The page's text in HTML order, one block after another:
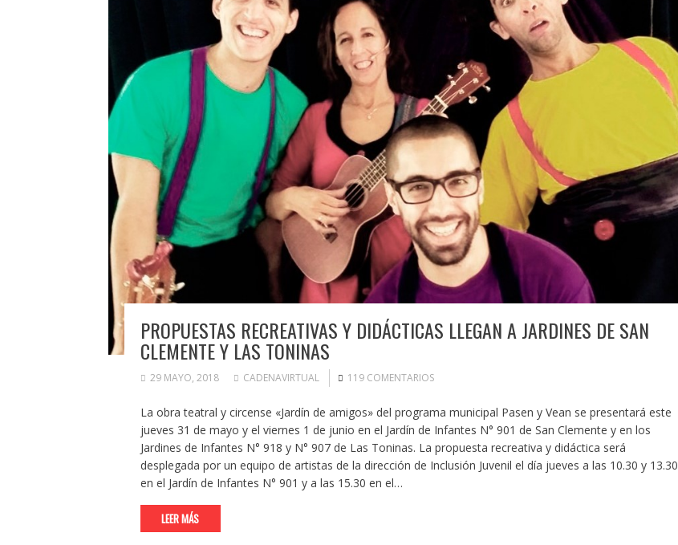
PROPUESTAS RECREATIVAS Y DIDÁCTICAS LLEGAN A JARDINES DE SAN
CLEMENTE Y LAS TONINAS
29 MAYO, 2018 CADENAVIRTUAL 119 COMENTARIOS
La obra teatral y circense «Jardín de amigos» del programa municipal Pasen y Vean se presentará este
jueves 31 de mayo y el viernes 1 de junio en el Jardín de Infantes N° 901 de San Clemente y en los
Jardines de Infantes N° 918 y N° 907 de Las Toninas. La propuesta recreativa y didáctica será
desplegada por un equipo de artistas de la dirección de Inclusión Juvenil el día jueves a las 10.30 y 13.30
en el Jardín de Infantes N° 901 y a las 15.30 en el…
LEER MÁS